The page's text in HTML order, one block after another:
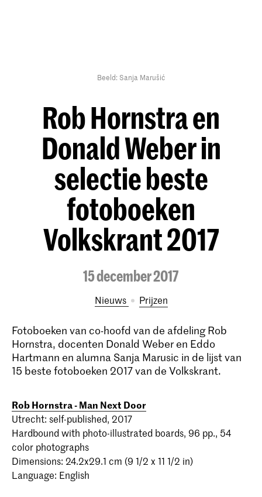
Beeld: Sanja Marušić
Rob Hornstra en
Donald Weber in
selectie beste
fotoboeken
Volkskrant 2017
15 december 2017
Nieuws prijzen
Fotoboeken van co-hoofd van de afdeling Rob
Hornstra, docenten Donald Weber en Eddo
Hartmann en alumna Sanja Marusic in de lijst van
15 beste fotoboeken 2017 van de Volkskrant.
Rob Hornstra - Man Next Door
Utrecht: self-published, 2017
Hardbound with photo-illustrated boards, 96 pp., 54
color photographs
Dimensions: 24.2x29.1 cm (9 1/2 x 11 1/2 in)
Language: English